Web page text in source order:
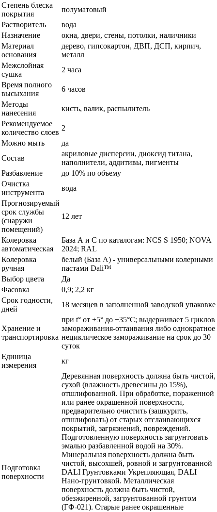
Степень блеска
покрытия
полуматовый
Растворитель
вода
Назначение
окна, двери, стены, потолки, наличники
Материал
основания
дерево, гипсокартон, ДВП, ДСП, кирпич,
металл
Межслойная
сушка
2 часа
Время полного
высыхания
6 часов
Методы
нанесения
кисть, валик, распылитель
Рекомендуемое
количество слоев
2
Можно мыть
да
Состав
акриловые дисперсии, диоксид титана,
наполнители, аддитивы, пигменты
Разбавление
до 10% по объему
Очистка
инструмента
вода
Прогнозируемый
срок службы
(снаружи
помещений)
12 лет
Колеровка
автоматическая
База А и С по каталогам: NCS S 1950; NOVA
2024; RAL
Колеровка
ручная
белый (База А) - универсальными колерными
пастами Dali™
Выбор цвета
Да
Фасовка
0,9; 2,2 кг
Срок годности,
дней
18 месяцев в заполненной заводской упаковке
Хранение и
транспортировка
при t° от +5° до +35°С; выдерживает 5 циклов
замораживания-оттаивания либо однократное
нециклическое замораживание на срок до 30
суток
Единица
измерения
кг
Подготовка
поверхности
Деревянная поверхность должна быть чистой,
сухой (влажность древесины до 15%),
отшлифованной. При обработке, пораженной
или ранее окрашенной поверхности,
предварительно очистить (зашкурить,
отшлифовать) от старых отслаивающихся
покрытий, загрязнений, повреждений.
Подготовленную поверхность загрунтовать
эмалью разбавленной водой на 30%.
Минеральная поверхность должна быть
чистой, высохшей, ровной и загрунтованной
DALI Грунтовками Укрепляющая, DALI
Нано-грунтовкой. Металлическая
поверхность должна быть чистой,
обезжиренной, загрунтованной грунтом
(ГФ-021). Старые ранее окрашенные